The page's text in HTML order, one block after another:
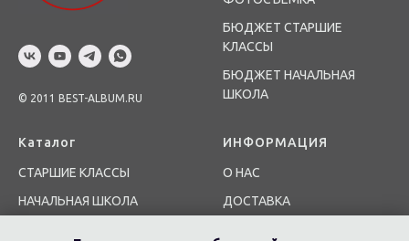
© 2011 BEST-ALBUM.RU
БЮДЖЕТ СТАРШИЕ
КЛАССЫ
БЮДЖЕТ НАЧАЛЬНАЯ
ШКОЛА
Каталог
СТАРШИЕ КЛАССЫ
НАЧАЛЬНАЯ ШКОЛА
ИНФОРМАЦИЯ
О НАС
ДОСТАВКА